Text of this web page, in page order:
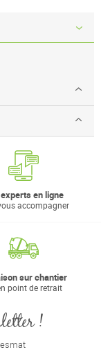
en ligne
accompagner
sur chantier
point de retrait
!